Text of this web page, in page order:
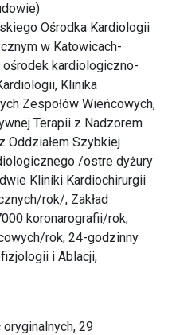
Ośrodka Kardiologii
w Katowicach-
kardiologiczno-
Klinika
Zespołów Wieńcowych,
Terapii z Nadzorem
Oddziałem Szybkiej
/ostre dyżury
Kliniki Kardiochirurgii
rok/, Zakład
koronarografii/rok,
rok, 24-godzinny
i Ablacji,
oryginalnych, 29